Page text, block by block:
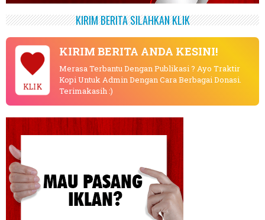
KIRIM BERITA SILAHKAN KLIK
KLIK
KIRIM BERITA ANDA KESINI!
Merasa Terbantu Dengan Publikasi ? Ayo Traktir
Kopi Untuk Admin Dengan Cara Berbagai Donasi.
Terimakasih :)